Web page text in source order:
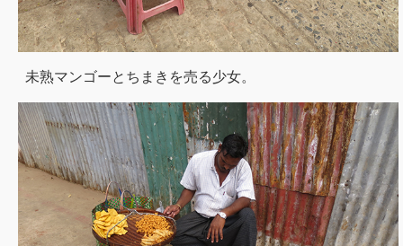
未熟マンゴーとちまきを売る少女。